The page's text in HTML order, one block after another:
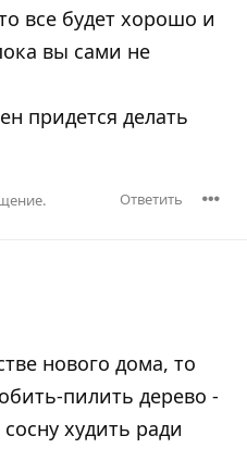
все будет хорошо и
вы сами не
придется делать
Ответить
нового дома, то
пилить дерево -
худить ради